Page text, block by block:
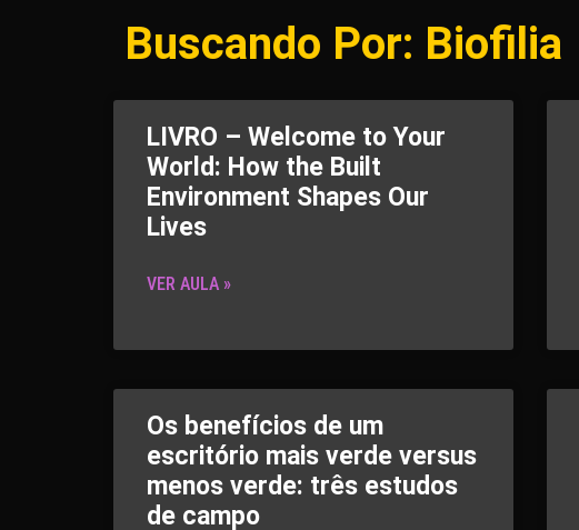
Buscando Por: Biofilia
LIVRO – Welcome to Your
World: How the Built
Environment Shapes Our
Lives
VER AULA »
Os benefícios de um
escritório mais verde versus
menos verde: três estudos
de campo